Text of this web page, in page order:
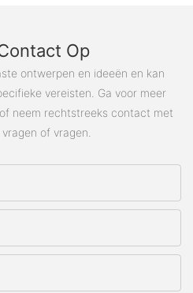
Op
ontwerpen en ideeën en kan
vereisten. Ga voor meer
neem rechtstreeks contact met
of vragen.